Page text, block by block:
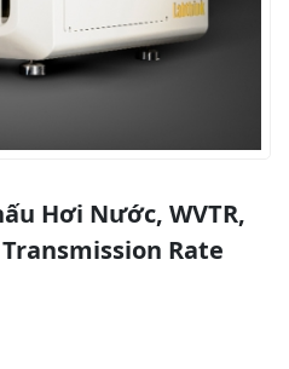
Hơi Nước, WVTR,
Rate